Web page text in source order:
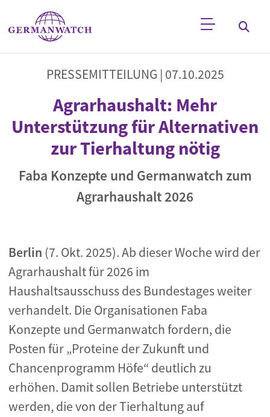
Direkt zum Inhalt
Stichwortsuche
PRESSEMITTEILUNG | 07.10.2025
Agrarhaushalt: Mehr
Unterstützung für Alternativen
zur Tierhaltung nötig
Faba Konzepte und Germanwatch zum
Agrarhaushalt 2026
Berlin (7. Okt. 2025). Ab dieser Woche wird der
Agrarhaushalt für 2026 im
Haushaltsausschuss des Bundestages weiter
verhandelt. Die Organisationen Faba
Konzepte und Germanwatch fordern, die
Posten für „Proteine der Zukunft und
Chancenprogramm Höfe“ deutlich zu
erhöhen. Damit sollen Betriebe unterstützt
werden, die von der Tierhaltung auf